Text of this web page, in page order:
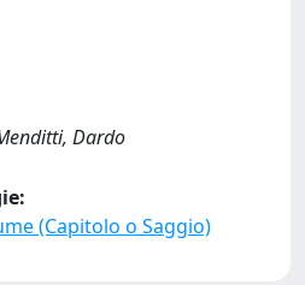
Dardo
(Capitolo o Saggio)